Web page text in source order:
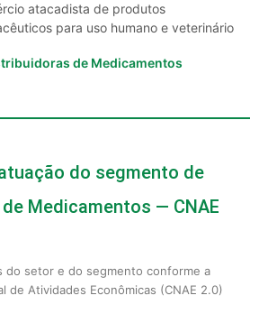
atacadista de produtos
para uso humano e veterinário
de Medicamentos
do segmento de
Medicamentos — CNAE
do setor e do segmento conforme a
de Atividades Econômicas (CNAE 2.0)